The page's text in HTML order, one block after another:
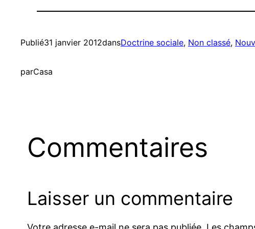
Publié31 janvier 2012dansDoctrine sociale, Non classé,
parCasa
Commentaires
Laisser un commentaire